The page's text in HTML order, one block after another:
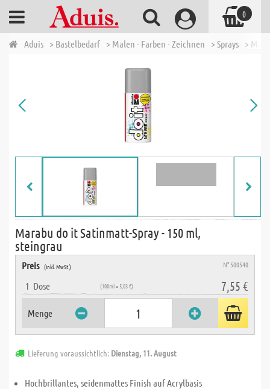
Aduis > Bastelbedarf > Malen - Farben - Zeichnen > Sprays >
Marabu do it Satinmatt-Spray - 150 ml,
steingrau
Preis (inkl. MwSt.) N° 500540
1 Dose (100ml = 5,03 €) 7,55 €
Menge
Lieferung voraussichtlich: Dienstag, 11. August
Hochbrillantes, seidenmattes Finish auf Acrylbasis
0